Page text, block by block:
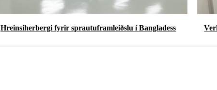
Hreinsiherbergi fyrir sprautuframleiðslu í Bangladess